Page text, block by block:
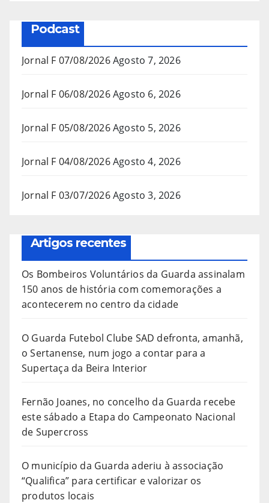
Podcast
Jornal F 07/08/2026Agosto 7, 2026
Jornal F 06/08/2026Agosto 6, 2026
Jornal F 05/08/2026Agosto 5, 2026
Jornal F 04/08/2026Agosto 4, 2026
Jornal F 03/07/2026Agosto 3, 2026
Artigos recentes
Os Bombeiros Voluntários da Guarda assinalam
150 anos de história com comemorações a
acontecerem no centro da cidade
O Guarda Futebol Clube SAD defronta, amanhã,
o Sertanense, num jogo a contar para a
Supertaça da Beira Interior
Fernão Joanes, no concelho da Guarda recebe
este sábado a Etapa do Campeonato Nacional
de Supercross
O município da Guarda aderiu à associação
“Qualifica” para certificar e valorizar os
produtos locais